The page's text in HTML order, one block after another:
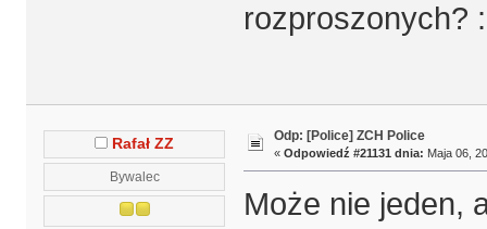
rozproszonych?
Rafał ZZ
Bywalec
Odp: [Police] ZCH Police
« Odpowiedź #21131 dnia: Maja 06,
Może nie jeden,